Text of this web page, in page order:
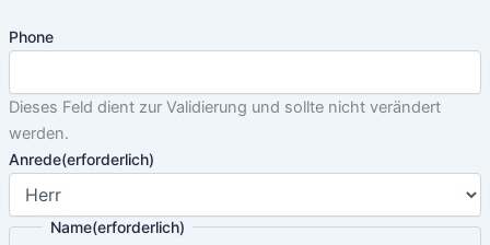
Phone
Dieses Feld dient zur Validierung und sollte nicht verändert
werden.
Anrede(erforderlich)
Name(erforderlich)